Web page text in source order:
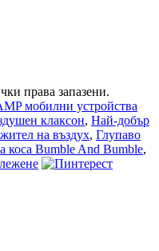
права запазени.
мобилни устройства
клаксон, Най-добър
на въздух, Глупаво
коса Bumble And Bumble,